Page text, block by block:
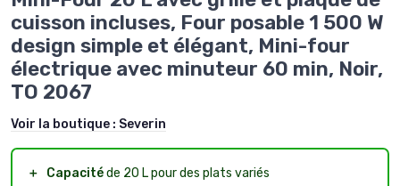
cuisson incluses, Four posable 1 500 W
design simple et élégant, Mini-four
électrique avec minuteur 60 min, Noir,
TO 2067
Voir la boutique : Severin
＋ Capacitéde 20 L pour des plats variés